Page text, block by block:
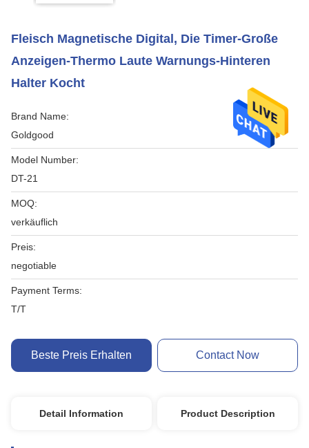
Fleisch Magnetische Digital, Die Timer-Große
Anzeigen-Thermo Laute Warnungs-Hinteren
Halter Kocht
Brand Name:
Goldgood
Model Number:
DT-21
MOQ:
verkäuflich
Preis:
negotiable
Payment Terms:
T/T
Beste Preis Erhalten Contact Now
Detail Information Product Description